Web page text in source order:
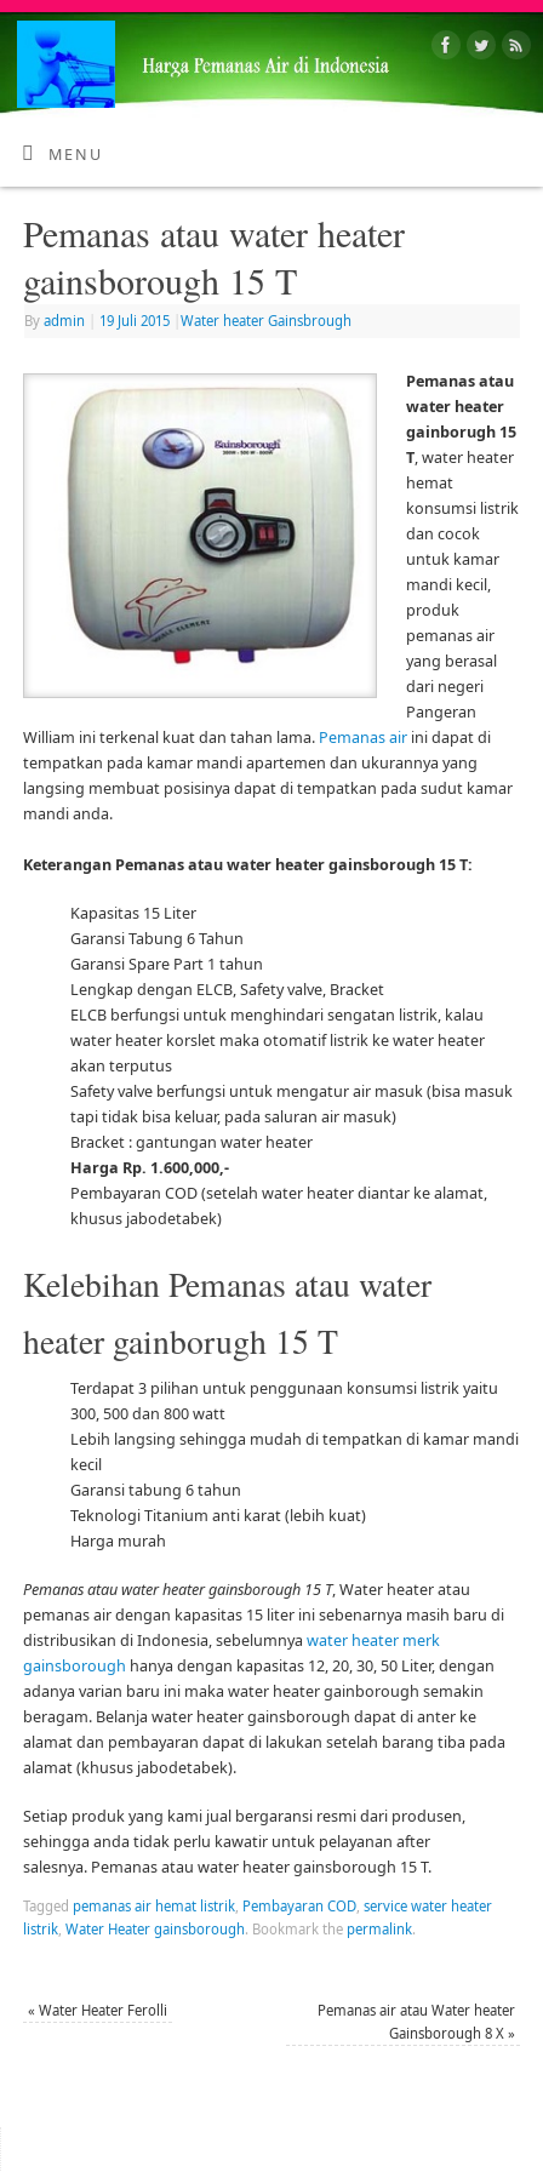
MENU
Pemanas atau water heater
gainsborough 15 T
By admin 19 Juli 2015 Water heater Gainsbrough
Pemanas atau
water heater
gainborugh 15
T, water heater
hemat
konsumsi listrik
dan cocok
untuk kamar
mandi kecil,
produk
pemanas air
yang berasal
dari negeri
Pangeran
William ini terkenal kuat dan tahan lama. Pemanas airini dapat di
tempatkan pada kamar mandi apartemen dan ukurannya yang
langsing membuat posisinya dapat di tempatkan pada sudut kamar
mandi anda.
Keterangan Pemanas atau water heater gainsborough 15 T:
Kapasitas 15 Liter
Garansi Tabung 6 Tahun
Garansi Spare Part 1 tahun
Lengkap dengan ELCB, Safety valve, Bracket
ELCB berfungsi untuk menghindari sengatan listrik, kalau
water heater korslet maka otomatif listrik ke water heater
akan terputus
Safety valve berfungsi untuk mengatur air masuk (bisa masuk
tapi tidak bisa keluar, pada saluran air masuk)
Bracket : gantungan water heater
Harga Rp. 1.600,000,-
Pembayaran COD (setelah water heater diantar ke alamat,
khusus jabodetabek)
Kelebihan Pemanas atau water
heater gainborugh 15 T
Terdapat 3 pilihan untuk penggunaan konsumsi listrik yaitu
300, 500 dan 800 watt
Lebih langsing sehingga mudah di tempatkan di kamar mandi
kecil
Garansi tabung 6 tahun
Teknologi Titanium anti karat (lebih kuat)
Harga murah
Pemanas atau water heater gainsborough 15 T, Water heater atau
pemanas air dengan kapasitas 15 liter ini sebenarnya masih baru di
distribusikan di Indonesia, sebelumnya water heater merk
gainsborough hanya dengan kapasitas 12, 20, 30, 50 Liter, dengan
adanya varian baru ini maka water heater gainborough semakin
beragam. Belanja water heater gainsborough dapat di anter ke
alamat dan pembayaran dapat di lakukan setelah barang tiba pada
alamat (khusus jabodetabek).
Setiap produk yang kami jual bergaransi resmi dari produsen,
sehingga anda tidak perlu kawatir untuk pelayanan after
salesnya. Pemanas atau water heater gainsborough 15 T.
Tagged pemanas air hemat listrik, Pembayaran COD, service water heater
listrik, Water Heater gainsborough. Bookmark the permalink.
« Water Heater Ferolli
Pemanas air atau Water heater
Gainsborough 8 X»